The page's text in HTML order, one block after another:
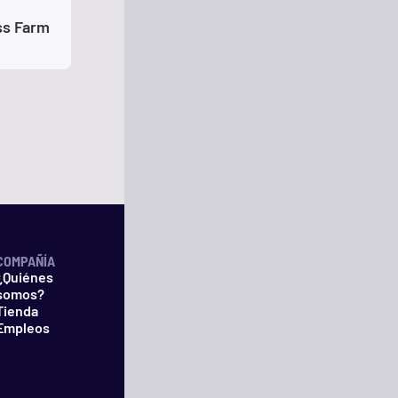
Farm